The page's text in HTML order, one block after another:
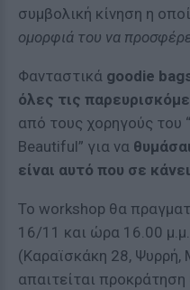
συμβολική κίνηση η
ομορφιά του να
Φανταστικά goodie
όλες τις
από τους χορηγούς του
Beautiful” για να
είναι αυτό που σε
Το workshop θα
16/11 και ώρα 16.00
(Καραϊσκάκη 28, Ψυρρή,
απαιτείται προκράτηση